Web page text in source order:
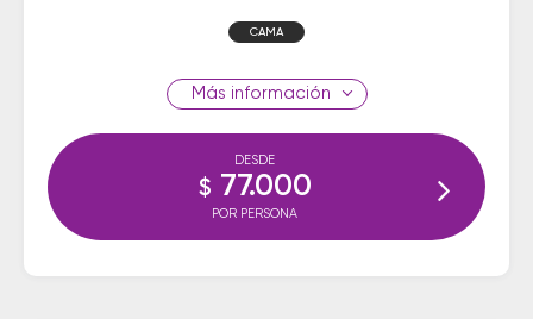
CAMA
información
DESDE
$ 77.000
POR PERSONA